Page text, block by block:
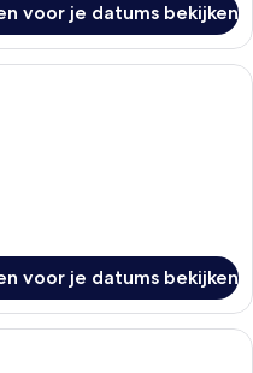
voor je datums bekijken
hotelkamer met een groot bed,
voor je datums bekijken
met een groot bed,